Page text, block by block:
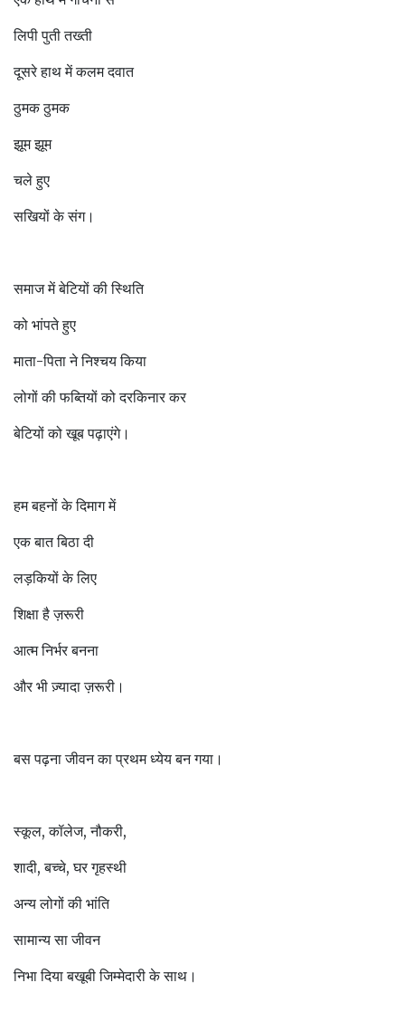
लिपी पुती तख्ती
दूसरे हाथ में कलम दवात
ठुमक ठुमक
झूम झूम
चले हुए
सखियों के संग।
समाज में बेटियों की स्थिति
को भांपते हुए
माता-पिता ने निश्चय किया
लोगों की फब्तियों को दरकिनार कर
बेटियों को खूब पढ़ाएंगे।
हम बहनों के दिमाग में
एक बात बिठा दी
लड़कियों के लिए
शिक्षा है ज़रूरी
आत्म निर्भर बनना
और भी ज़्यादा ज़रूरी।
बस पढ़ना जीवन का प्रथम ध्येय बन गया।
स्कूल, कॉलेज, नौकरी,
शादी, बच्चे, घर गृहस्थी
अन्य लोगों की भांति
सामान्य सा जीवन
निभा दिया बखूबी जिम्मेदारी के साथ।